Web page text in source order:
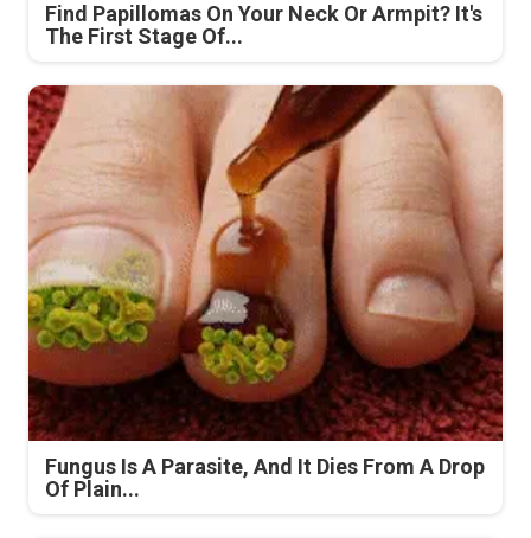
Find Papillomas On Your Neck Or Armpit? It's
The First Stage Of...
Fungus Is A Parasite, And It Dies From A Drop
Of Plain...